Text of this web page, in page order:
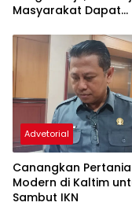
Masyarakat Dapat
Advetorial
Canangkan
Modern di Kaltim
Sambut IKN